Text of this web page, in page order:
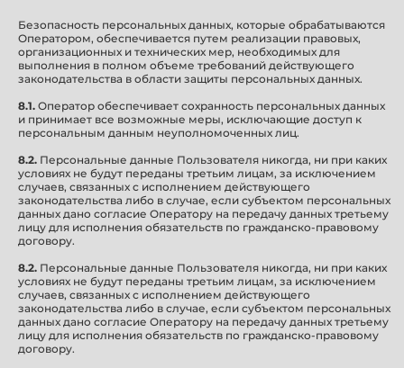
Безопасность персональных данных, которые обрабатываются
Оператором, обеспечивается путем реализации правовых,
организационных и технических мер, необходимых для
выполнения в полном объеме требований действующего
законодательства в области защиты персональных данных.
8.1. Оператор обеспечивает сохранность персональных данных
и принимает все возможные меры, исключающие доступ к
персональным данным неуполномоченных лиц.
8.2. Персональные данные Пользователя никогда, ни при каких
условиях не будут переданы третьим лицам, за исключением
случаев, связанных с исполнением действующего
законодательства либо в случае, если субъектом персональных
данных дано согласие Оператору на передачу данных третьему
лицу для исполнения обязательств по гражданско-правовому
договору.
8.2. Персональные данные Пользователя никогда, ни при каких
условиях не будут переданы третьим лицам, за исключением
случаев, связанных с исполнением действующего
законодательства либо в случае, если субъектом персональных
данных дано согласие Оператору на передачу данных третьему
лицу для исполнения обязательств по гражданско-правовому
договору.